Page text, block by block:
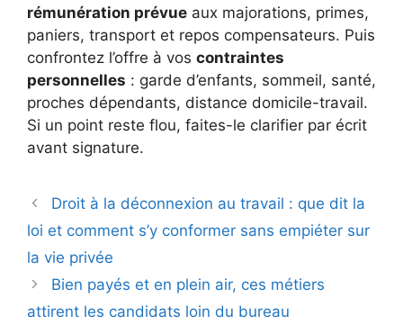
rémunération prévue aux majorations, primes,
paniers, transport et repos compensateurs. Puis
confrontez l’offre à vos contraintes
personnelles : garde d’enfants, sommeil, santé,
proches dépendants, distance domicile-travail.
Si un point reste flou, faites-le clarifier par écrit
avant signature.
Droit à la déconnexion au travail : que dit la
loi et comment s’y conformer sans empiéter sur
la vie privée
Bien payés et en plein air, ces métiers
attirent les candidats loin du bureau